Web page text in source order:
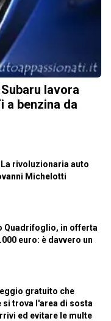
lavora
a benzina da
La rivoluzionaria auto
Michelotti
Quadrifoglio, in offerta
euro: è davvero un
gratuito che
si trova l'area di sosta
ed evitare le multe